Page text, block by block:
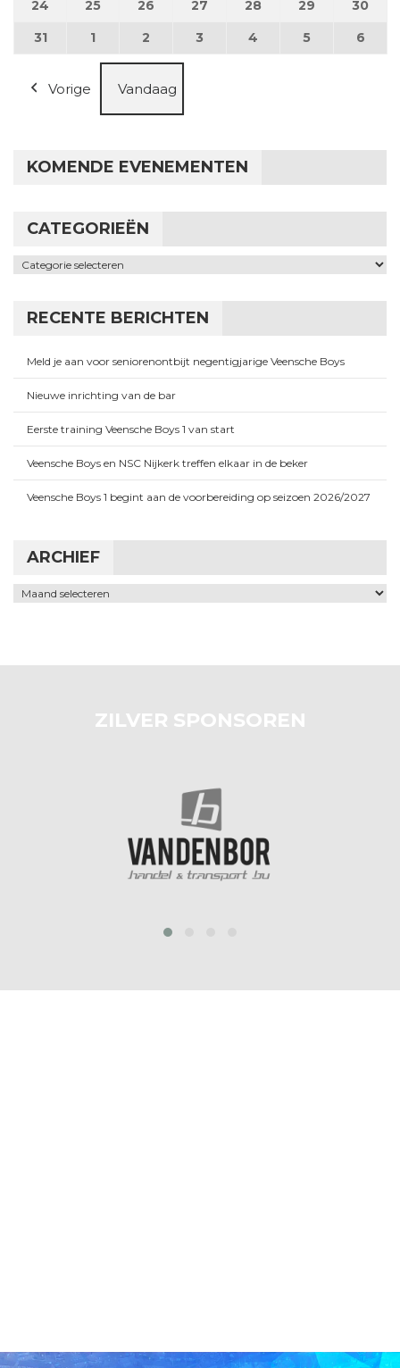
24 24 augustus 2026
25 25 augustus 2026
26 26 augustus 2026
27 27 augustus 2026
28 28 augustus 2026
29 29 30
3131 augustus 2026
1 1 september 2026
2 2 september 2026
3 3 september 2026
4 4 september 2026
5 5 6
Vorige Vandaag
KOMENDE EVENEMENTEN
CATEGORIEËN
Categorieën
RECENTE BERICHTEN
Meld je aan voor seniorenontbijt negentigjarige Veensche Boys
Nieuwe inrichting van de bar
Eerste training Veensche Boys 1 van start
Veensche Boys en NSC Nijkerk treffen elkaar in de beker
Veensche Boys 1 begint aan de voorbereiding op seizoen 2026/2027
ARCHIEF
Archief
ZILVER SPONSOREN
prev